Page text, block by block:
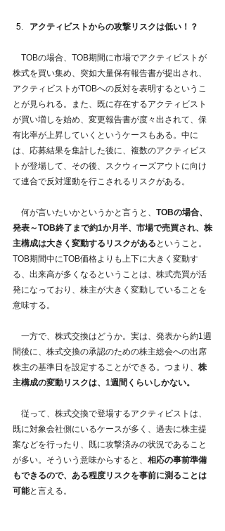
アクティビストからの攻撃リスクは低い！？
TOBの場合、TOB期間に市場でアクティビストが
株式を買い集め、突如大量保有報告書が提出され、
アクティビストがTOBへの反対を表明するというこ
とが見られる。また、既に存在するアクティビスト
が買い増しを始め、変更報告書が度々出されて、保
有比率が上昇していくというケースもある。中に
は、応募結果を集計した後に、複数のアクティビス
トが登場して、その後、スクウィーズアウトに向け
て連合で反対運動を行こされるリスクがある。
何が言いたいかというかと言うと、 TOBの場合、
発表～TOB終了まで約1か月半、市場で売買され、株
主構成は大きく変動するリスクがある ということ。
TOB期間中にTOB価格よりも上下に大きく変動す
る、出来高が多くなるということは、株式売買が活
発になっており、株主が大きく変動していることを
意味する。
一方で、株式交換はどうか。実は、発表から約1週
間後に、株式交換の承認のための株主総会への出席
株主の基準日を設定することができる。つまり、 株
主構成の変動リスクは、1週間くらいしかない。
従って、株式交換で登場するアクティビストは、
既に対象会社側にいるケースが多く、過去に株主提
案などを行ったり、既に攻撃済みの状況であること
が多い。そういう意味からすると、 相応の事前準備
もできるので、ある程度リスクを事前に測ることは
可能と言える。